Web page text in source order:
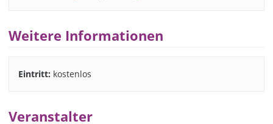
Weitere Informationen
Eintritt: kostenlos
Veranstalter